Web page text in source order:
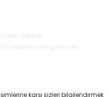
Saklıdır.
sertifikası ile güvende.
karşı sizleri bilgilendirmek